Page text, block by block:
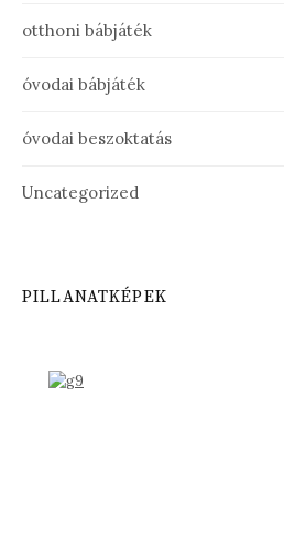
otthoni bábjáték
óvodai bábjáték
óvodai beszoktatás
Uncategorized
PILLANATKÉPEK